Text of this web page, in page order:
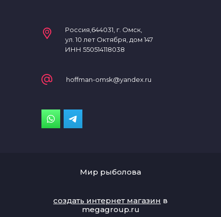
Россия,644031, г. Омск,
ул. 10 лет Октября, дом 147
ИНН 550514118038
hoffman-omsk@yandex.ru
Мир рыболова
создать интернет магазин в
megagroup.ru